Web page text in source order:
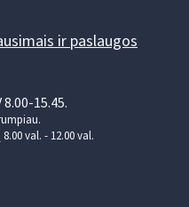
ir paslaugos
15.45.
val. - 12.00 val.